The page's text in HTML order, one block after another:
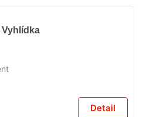
VYPRODÁNO
Vyhlídka
Detail